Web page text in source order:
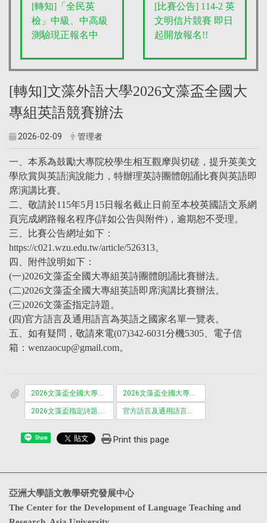
[轉知]「全民英
檢」中級、中高級
測驗現正報名中
[比賽公告] 114-2 英
文明信片競賽 即日
起開放報名!!
[轉知]文藻外語大學2026文藻盃全國大
專組英語競賽辦法
2026-02-09 管理者
一、本系為鼓勵大專院校學生相互觀摩與切磋，提升英美文
學欣賞與英語演說能力，特辦理英詩團體朗誦比賽與英語即
席演講比賽。
二、敬請於115年5月15日報名截止日前至本校英國語文系網
頁完成網路報名程序(詳如公告與附件)，逾期恕不受理。
三、比賽公告網址如下：
https://c021.wzu.edu.tw/article/526313。
四、附件說明如下：
(一)2026文藻盃全國大專組英詩團體朗誦比賽辦法。
(二)2026文藻盃全國大專組英語即席演講比賽辦法。
(三)2026文藻盃指定詩題。
(四)官方語言及通用語言為英語之國家名單一覽表。
五、如有疑問，敬請來電(07)342-6031分機5305、電子信
箱：wenzaocup@gmail.com。
2026文藻盃全國大專組英詩團體朗誦比賽辦法.pdf 2026文藻盃全國大專組英語即席演講比賽辦法.pdf
官方語言及通用語言為英語之國家名單一覽表.pdf
Share Print this page
亞洲大學語文教學研究發展中心
The Center for the Development of Language Teaching and